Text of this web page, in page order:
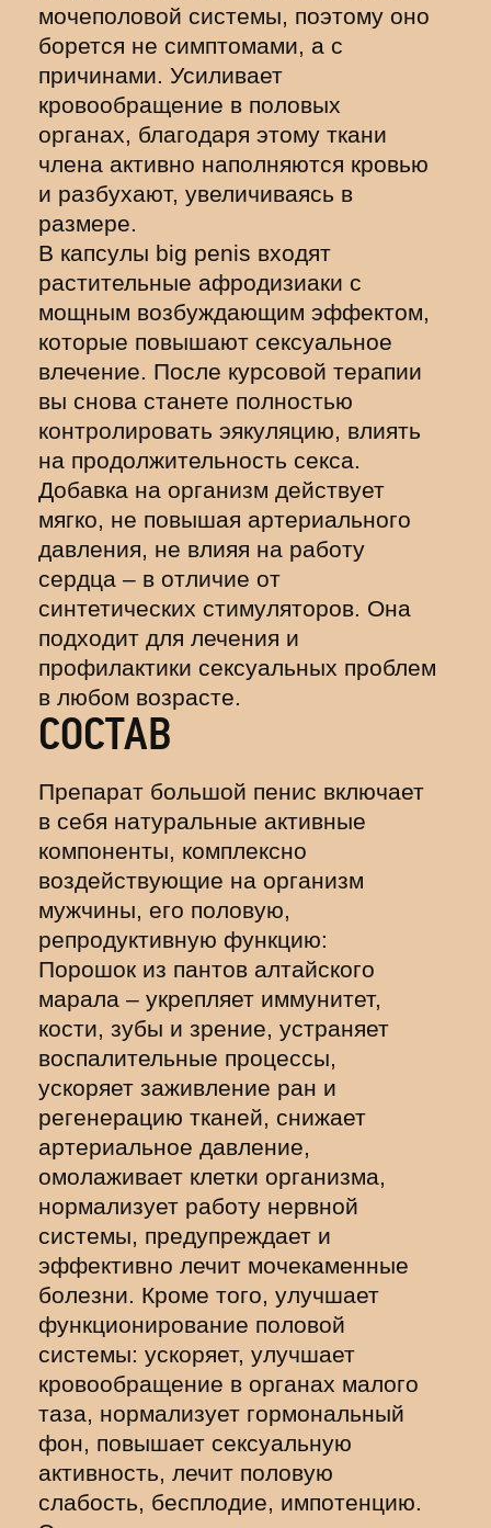
мочеполовой системы, поэтому оно
борется не симптомами, а с
причинами. Усиливает
кровообращение в половых
органах, благодаря этому ткани
члена активно наполняются кровью
и разбухают, увеличиваясь в
размере.
В капсулы big penis входят
растительные афродизиаки с
мощным возбуждающим эффектом,
которые повышают сексуальное
влечение. После курсовой терапии
вы снова станете полностью
контролировать эякуляцию, влиять
на продолжительность секса.
Добавка на организм действует
мягко, не повышая артериального
давления, не влияя на работу
сердца – в отличие от
синтетических стимуляторов. Она
подходит для лечения и
профилактики сексуальных проблем
в любом возрасте.
СОСТАВ
Препарат большой пенис включает
в себя натуральные активные
компоненты, комплексно
воздействующие на организм
мужчины, его половую,
репродуктивную функцию:
Порошок из пантов алтайского
марала – укрепляет иммунитет,
кости, зубы и зрение, устраняет
воспалительные процессы,
ускоряет заживление ран и
регенерацию тканей, снижает
артериальное давление,
омолаживает клетки организма,
нормализует работу нервной
системы, предупреждает и
эффективно лечит мочекаменные
болезни. Кроме того, улучшает
функционирование половой
системы: ускоряет, улучшает
кровообращение в органах малого
таза, нормализует гормональный
фон, повышает сексуальную
активность, лечит половую
слабость, бесплодие, импотенцию.